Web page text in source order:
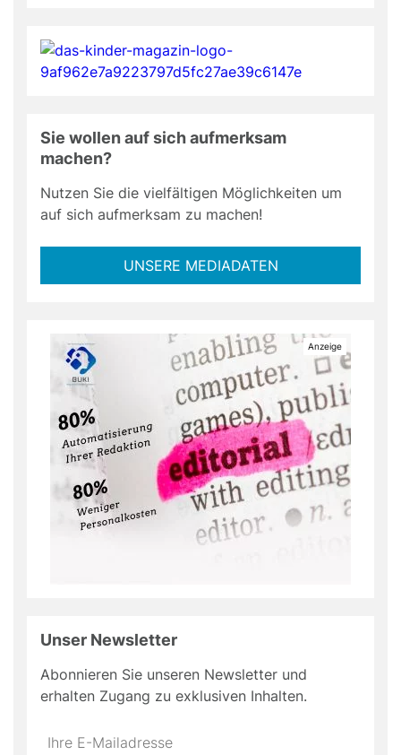
Sie wollen auf sich aufmerksam
machen?
Nutzen Sie die vielfältigen Möglichkeiten um
auf sich aufmerksam zu machen!
UNSERE MEDIADATEN
Unser Newsletter
Abonnieren Sie unseren Newsletter und
erhalten Zugang zu exklusiven Inhalten.
Do
*Ihre